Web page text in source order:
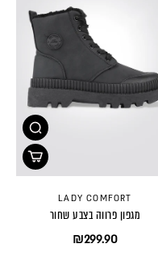
LADY COMFORT
מגפון פרווה בצבע שחור
₪299.90